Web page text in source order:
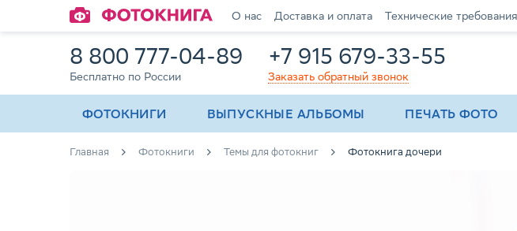
О нас Доставка и оплата Технические требования
8 800 777-04-89
Бесплатно по России
+7 915 679-33-55
Заказать обратный звонок
ФОТОКНИГИ ВЫПУСКНЫЕ АЛЬБОМЫ ПЕЧАТЬ ФОТО
Главная Фотокниги Темы для фотокниг Фотокнига дочери